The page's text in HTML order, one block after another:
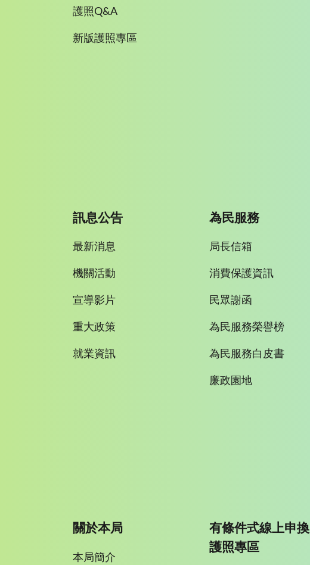
護照Q&A
新版護照專區
訊息公告
最新消息
機關活動
宣導影片
重大政策
就業資訊
為民服務
局長信箱
消費保護資訊
民眾謝函
為民服務榮譽榜
為民服務白皮書
廉政園地
關於本局
本局簡介
有條件式線上申換
護照專區